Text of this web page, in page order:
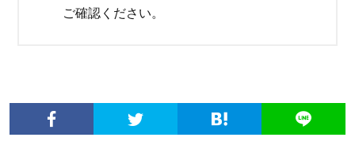
ご確認ください。